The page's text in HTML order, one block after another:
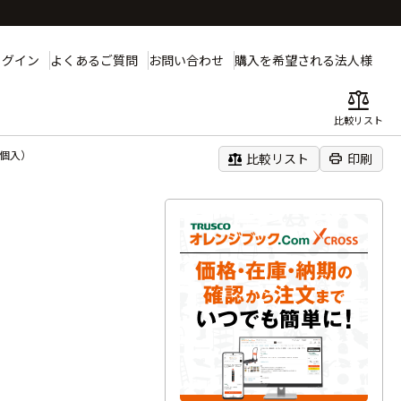
イン よくあるご質問 お問い合わせ 購入を希望される法人様
balance
比較リスト
入） balance 比較リスト print 印刷